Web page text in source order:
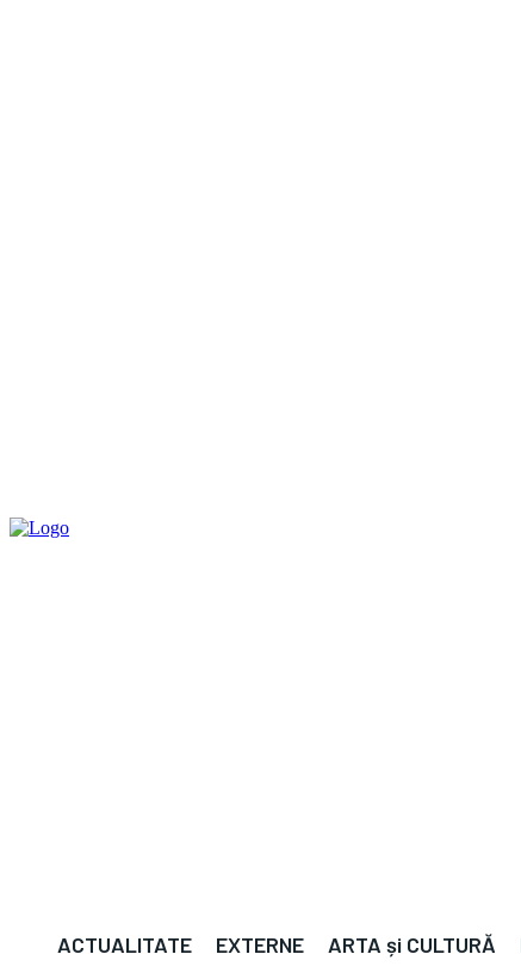
ACTUALITATE EXTERNE ARTA și CULTURĂ